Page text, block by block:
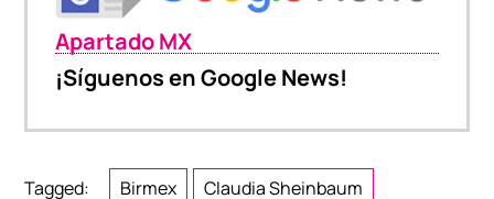
Apartado MX
¡Síguenos en Google News!
Tagged: Birmex
Claudia Sheinbaum